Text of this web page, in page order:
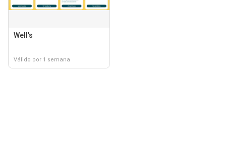
Well's
Válido por 1 semana